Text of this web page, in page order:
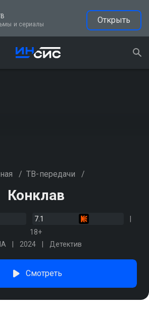
и сериалы
Открыть
/ ТВ-передачи /
Конклав
7.1
18+
2024 Детектив
Смотреть